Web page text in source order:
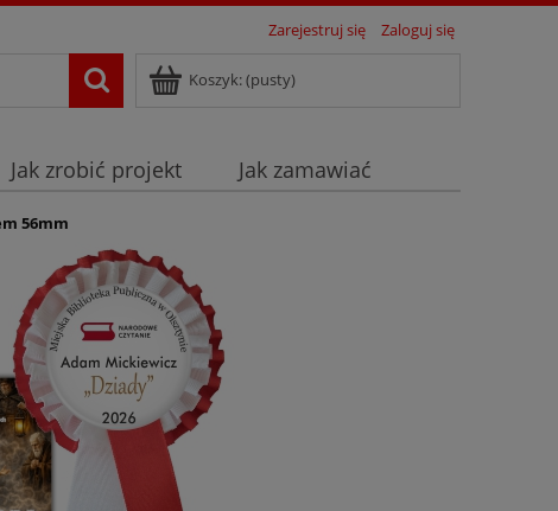
Zarejestruj się Zaloguj się
Koszyk:(pusty)
Jak zrobić projekt
Jak zamawiać
56mm